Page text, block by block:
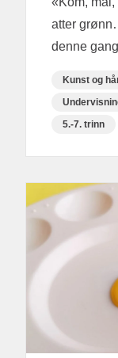
atter
denne
Kunst og
5.-7. trinn